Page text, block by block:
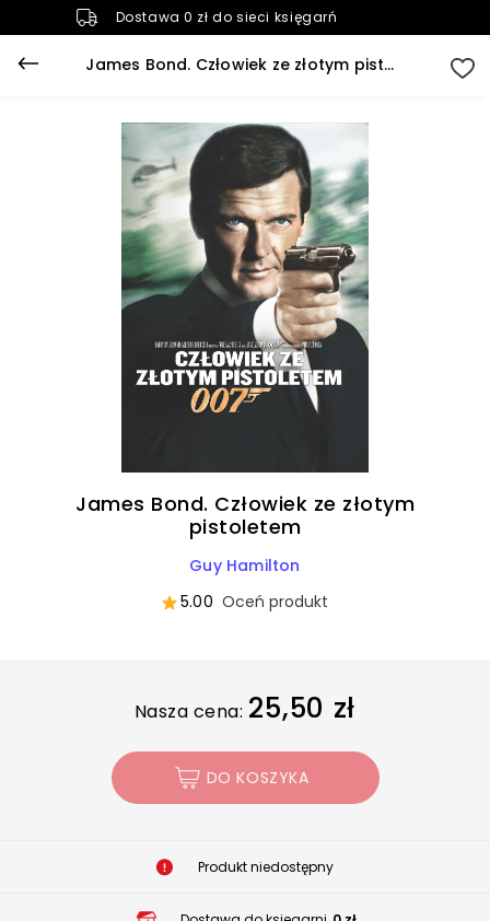
Dostawa 0 zł do sieci księgarń
James Bond. Człowiek ze złotym pistoletem
James Bond. Człowiek ze złotym
pistoletem
Guy Hamilton
5.00 Oceń produkt
Nasza cena: 25,50 zł
DO KOSZYKA
Produkt niedostępny